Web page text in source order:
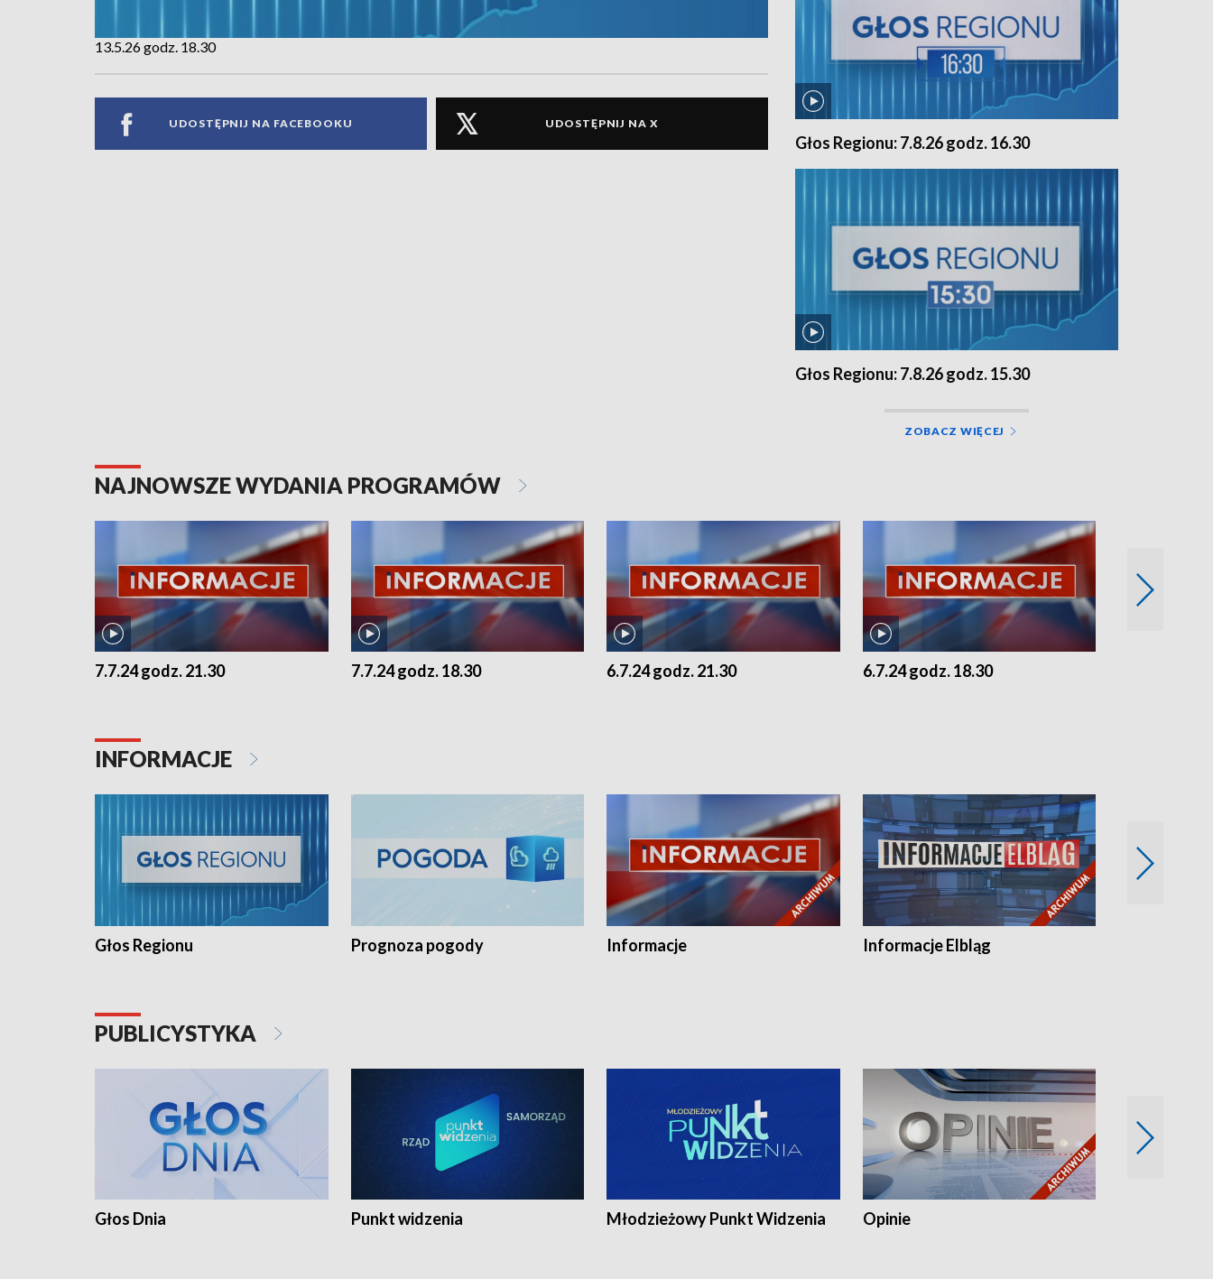
13.5.26 godz. 18.30
UDOSTĘPNIJ NA FACEBOOKU UDOSTĘPNIJ NA X
Głos Regionu: 7.8.26 godz. 16.30
Głos Regionu: 7.8.26 godz. 15.30
ZOBACZ WIĘCEJ
NAJNOWSZE WYDANIA PROGRAMÓW
7.7.24 godz. 21.30 7.7.24 godz. 18.30 6.7.24 godz. 21.30 6.7.24 godz. 18.30
INFORMACJE
Głos Regionu Prognoza pogody Informacje Informacje Elbląg
PUBLICYSTYKA
Głos Dnia Punkt widzenia Młodzieżowy Punkt Widzenia Opinie